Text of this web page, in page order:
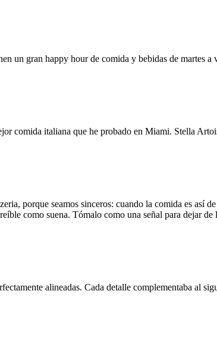
un gran happy hour de comida y bebidas de martes
comida italiana que he probado en Miami. Stella
porque seamos sinceros: cuando la comida es así
como suena. Tómalo como una señal para dejar
alineadas. Cada detalle complementaba al